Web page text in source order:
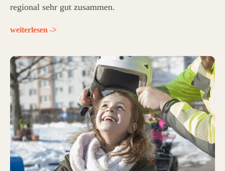
regional sehr gut zusammen.
weiterlesen ->